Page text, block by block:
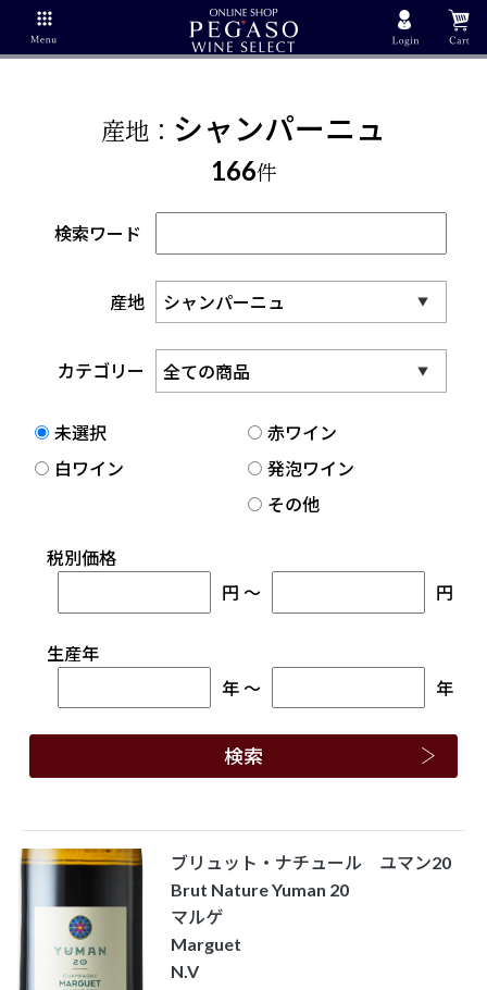
産地： シャンパーニュ
166件
検索ワード
産地
カテゴリー
未選択
赤ワイン
白ワイン
発泡ワイン
その他
税別価格
円 ～ 円
生産年
年 ～ 年
ブリュット・ナチュール ユマン20
Brut Nature Yuman 20
マルゲ
Marguet
N.V